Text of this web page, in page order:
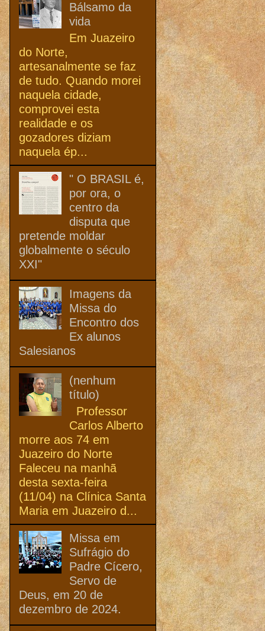
Bálsamo da
vida
Em Juazeiro
do Norte,
artesanalmente se faz
de tudo. Quando morei
naquela cidade,
comprovei esta
realidade e os
gozadores diziam
naquela ép...
" O BRASIL é,
por ora, o
centro da
disputa que
pretende moldar
globalmente o século
XXI"
Imagens da
Missa do
Encontro dos
Ex alunos
Salesianos
(nenhum
título)
Professor
Carlos Alberto
morre aos 74 em
Juazeiro do Norte
Faleceu na manhã
desta sexta-feira
(11/04) na Clínica Santa
Maria em Juazeiro d...
Missa em
Sufrágio do
Padre Cícero,
Servo de
Deus, em 20 de
dezembro de 2024.